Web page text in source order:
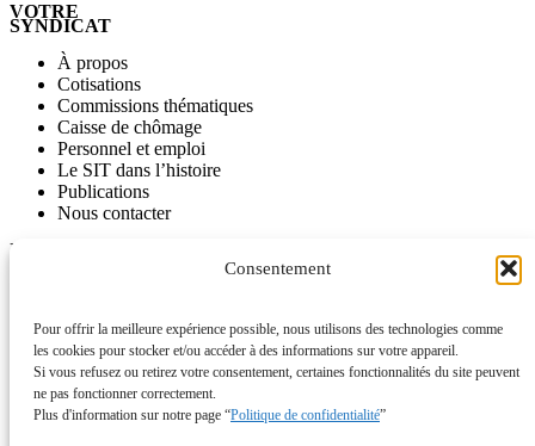
Consentement
Pour offrir la meilleure expérience possible, nous utilisons des technologies comme
les cookies pour stocker et/ou accéder à des informations sur votre appareil.
Si vous refusez ou retirez votre consentement, certaines fonctionnalités du site peuvent
ne pas fonctionner correctement.
Plus d'information sur notre page “Politique de confidentialité”
VOTRE
SYNDICAT
À propos
Cotisations
Commissions thématiques
Caisse de chômage
Personnel et emploi
Le SIT dans l’histoire
Publications
Nous contacter
INFORMATIONS
Nos vidéos
L’ancien site du SIT disponible comme archive
ACTUALITÉS
Campagnes